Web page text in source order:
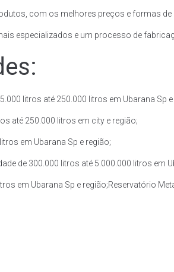
com os melhores preços e formas de
especializados e um processo de
litros até 250.000 litros em Ubarana Sp e
até 250.000 litros em city e região;
em Ubarana Sp e região;
de 300.000 litros até 5.000.000 litros em
em Ubarana Sp e região;Reservatório